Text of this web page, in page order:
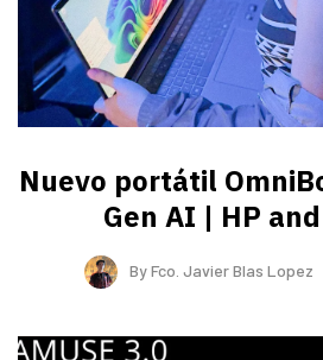
Nuevo portátil
Gen AI | HP
ByFco. Javier Blas Lopez